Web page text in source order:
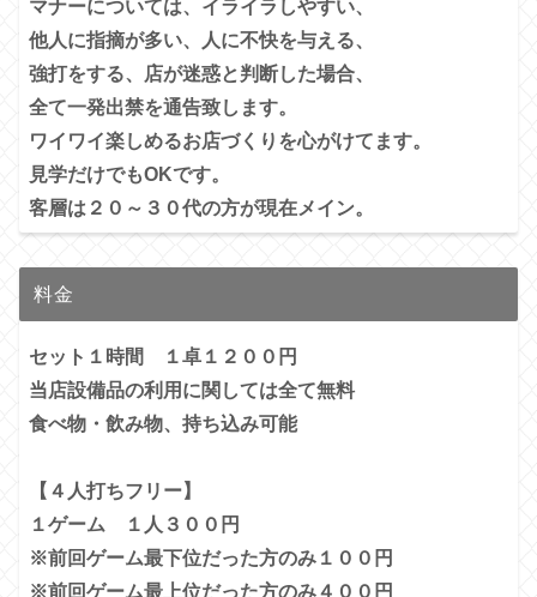
マナーについては、イライラしやすい、
他人に指摘が多い、
人に不快を与える、
強打をする、店が迷惑と判断した場合、
全て一発出禁を通告致します。
ワイワイ楽しめるお店づくりを心がけてます。
見学だけでもOKです。
客層は２０～３０代の方が現在メイン。
料金
セット１時間 １卓１２００円
当店設備品の利用に関しては全て無料
食べ物・飲み物、持ち込み可能
【４人打ちフリー】
１ゲーム １人３００円
※前回ゲーム最下位だった方のみ１００円
※前回ゲーム最上位だった方のみ４００円